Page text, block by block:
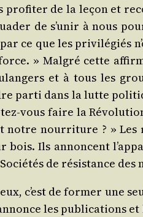
de la leçon et
de s’u­nir à nous
ce que les pri­vi­lé­giés
» Mal­gré cette
et à tous les
par­ti dans la lutte
vous faire la
nour­ri­ture ? » Les
bois. Ils annoncent
de résis­tance
c’est de for­mer
les publi­ca­tions